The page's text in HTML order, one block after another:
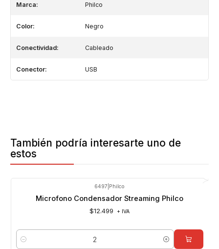
Marca: Philco
Color: Negro
Conectividad: Cableado
Conector: USB
También podría interesarte uno de
estos
6497 Philco
Microfono Condensador Streaming Philco
$12.499 + IVA
Cantidad